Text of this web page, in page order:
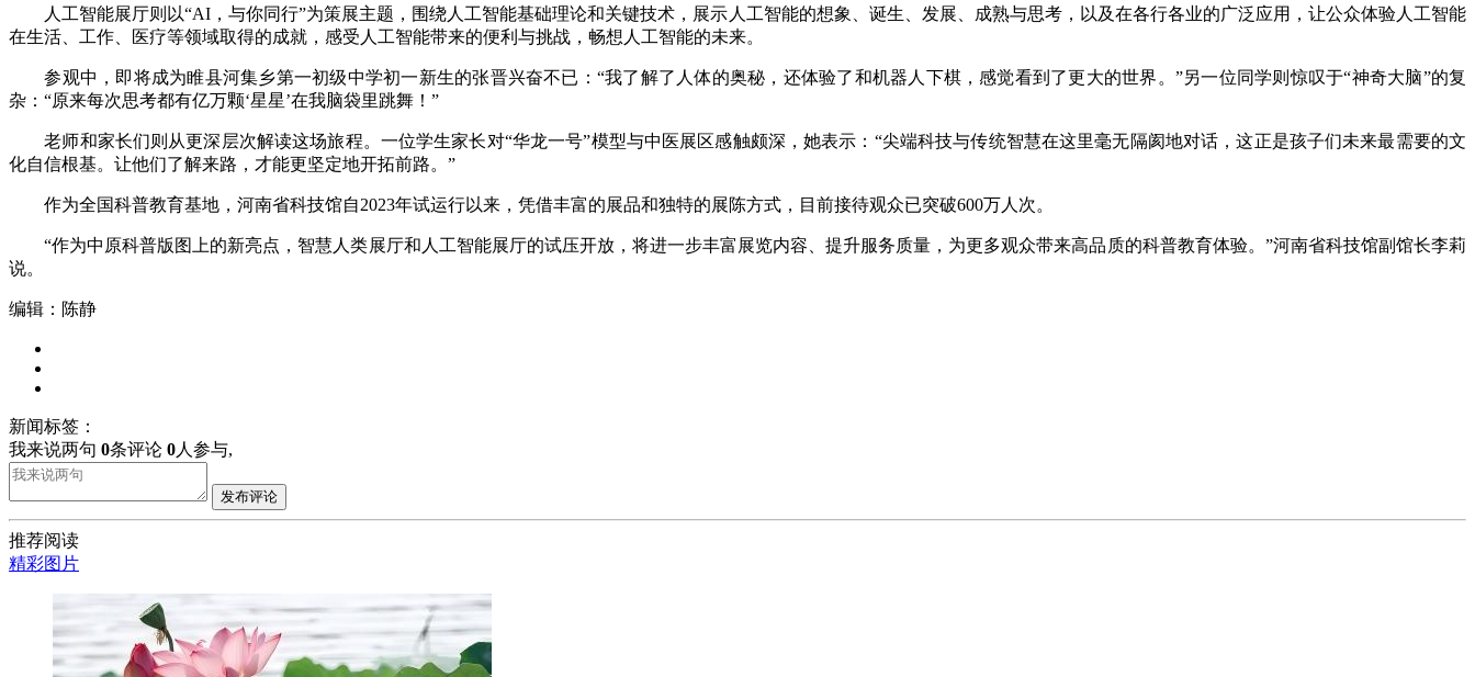
人工智能展厅则以“AI，与你同行”为策展主题，围绕人工智能基础理论和关键技术，展示人工智能的想象、诞生、发展、成熟与思考，以及在各行各业的广泛应用，让公众体验人工智能
在生活、工作、医疗等领域取得的成就，感受人工智能带来的便利与挑战，畅想人工智能的未来。
参观中，即将成为睢县河集乡第一初级中学初一新生的张晋兴奋不已：“我了解了人体的奥秘，还体验了和机器人下棋，感觉看到了更大的世界。”另一位同学则惊叹于“神奇大脑”的复
杂：“原来每次思考都有亿万颗‘星星’在我脑袋里跳舞！”
老师和家长们则从更深层次解读这场旅程。一位学生家长对“华龙一号”模型与中医展区感触颇深，她表示：“尖端科技与传统智慧在这里毫无隔阂地对话，这正是孩子们未来最需要的文
化自信根基。让他们了解来路，才能更坚定地开拓前路。”
作为全国科普教育基地，河南省科技馆自2023年试运行以来，凭借丰富的展品和独特的展陈方式，目前接待观众已突破600万人次。
“作为中原科普版图上的新亮点，智慧人类展厅和人工智能展厅的试压开放，将进一步丰富展览内容、提升服务质量，为更多观众带来高品质的科普教育体验。”河南省科技馆副馆长李莉
说。
编辑：陈静
新闻标签：
我来说两句 0条评论 0人参与,
发布评论
推荐阅读